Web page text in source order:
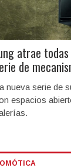
atrae
de
nueva serie de
espacios